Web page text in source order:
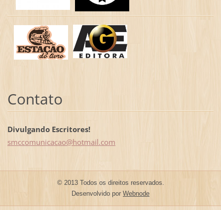
Contato
Divulgando Escritores!
smccomunicacao@hotmail.com
© 2013 Todos os direitos reservados.
Desenvolvido por Webnode